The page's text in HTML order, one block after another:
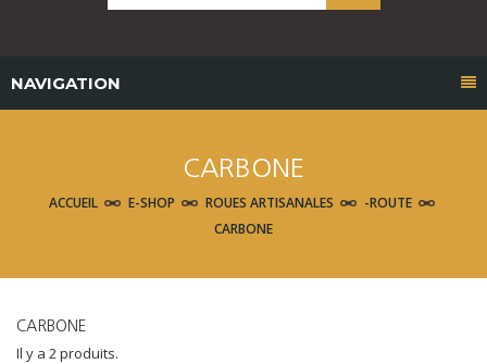
NAVIGATION
CARBONE
ACCUEIL E-SHOP ROUES ARTISANALES
-ROUTE
CARBONE
CARBONE
Il y a 2 produits.